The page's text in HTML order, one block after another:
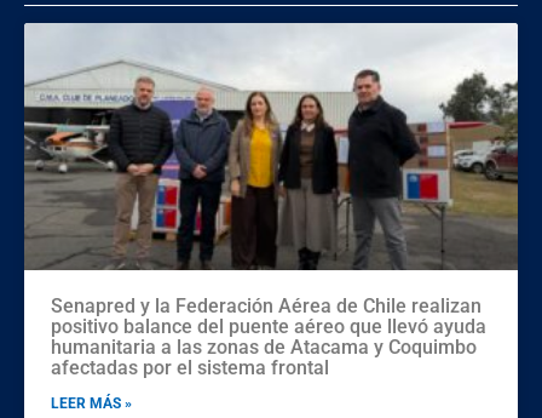
Senapred y la Federación Aérea de Chile realizan
positivo balance del puente aéreo que llevó ayuda
humanitaria a las zonas de Atacama y Coquimbo
afectadas por el sistema frontal
LEER MÁS »